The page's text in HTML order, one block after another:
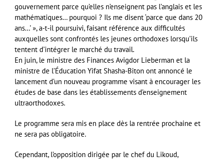
gouvernement parce qu’elles n’enseignent pas l’anglais et les
mathématiques… pourquoi ? Ils me disent ‘parce que dans 20
ans…’ », a-t-il poursuivi, faisant référence aux difficultés
auxquelles sont confrontés les jeunes orthodoxes lorsqu’ils
tentent d’intégrer le marché du travail.
En juin, le ministre des Finances Avigdor Lieberman et la
ministre de l’Éducation Yifat Shasha-Biton ont annoncé le
lancement d’un nouveau programme visant à encourager les
études de base dans les établissements d’enseignement
ultraorthodoxes.
Le programme sera mis en place dès la rentrée prochaine et
ne sera pas obligatoire.
Cependant, l’opposition dirigée par le chef du Likoud,